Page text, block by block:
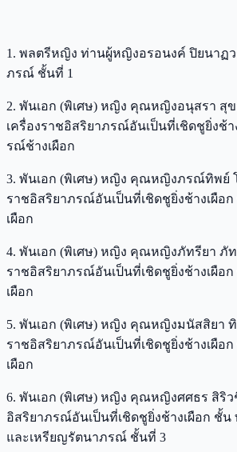
1. พลตรีหญิง ท่านผู้หญิงอรอนงค์ ปิยนาฏ
ภรณ์ ชั้นที่ 1
2. พันเอก (พิเศษ) หญิง คุณหญิงอนุสรา สุ
เครื่องราชอิสริยาภรณ์อันเป็นที่เชิดชูยิ่งช้
รณ์ช้างเผือก
3. พันเอก (พิเศษ) หญิง คุณหญิงภรณ์ทิพย์
ราชอิสริยาภรณ์อันเป็นที่เชิดชูยิ่งช้างเผือ
เผือก
4. พันเอก (พิเศษ) หญิง คุณหญิงภัทรียา ภัท
ราชอิสริยาภรณ์อันเป็นที่เชิดชูยิ่งช้างเผือ
เผือก
5. พันเอก (พิเศษ) หญิง คุณหญิงมนัสสิยา
ราชอิสริยาภรณ์อันเป็นที่เชิดชูยิ่งช้างเผือ
เผือก
6. พันเอก (พิเศษ) หญิง คุณหญิงศศธร สิริว
อิสริยาภรณ์อันเป็นที่เชิดชูยิ่งช้างเผือก ชั้น
และเหรียญรัตนาภรณ์ ชั้นที่ 3